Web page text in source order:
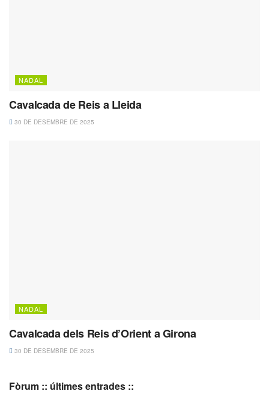
NADAL
Cavalcada de Reis a Lleida
30 DE DESEMBRE DE 2025
NADAL
Cavalcada dels Reis d’Orient a Girona
30 DE DESEMBRE DE 2025
Fòrum :: últimes entrades ::